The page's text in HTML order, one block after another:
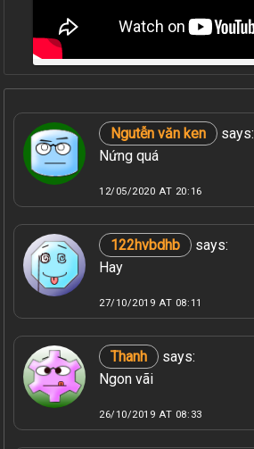
Ngutễn văn ken
says:
Nứng quá
12/05/2020 AT 20:16
122hvbdhb
says:
Hay
27/10/2019 AT 08:11
Thanh
says:
Ngon vãi
26/10/2019 AT 08:33